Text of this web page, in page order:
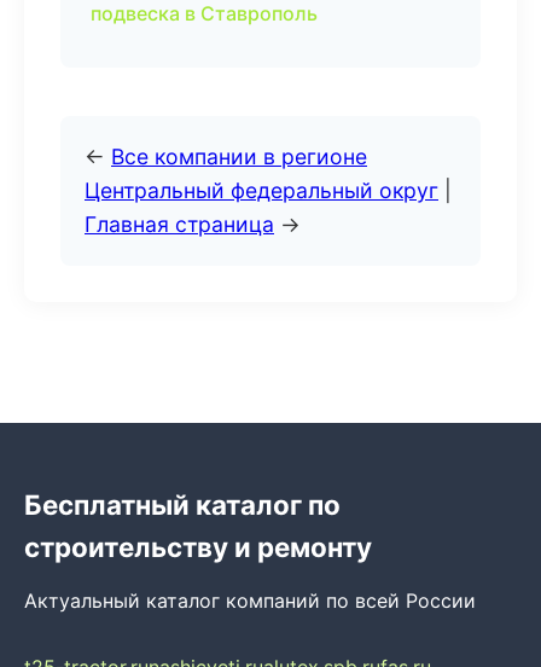
подвеска в Ставрополь
← Все компании в регионе
Центральный федеральный округ
Главная страница →
Бесплатный каталог по
строительству и ремонту
Актуальный каталог компаний по всей России